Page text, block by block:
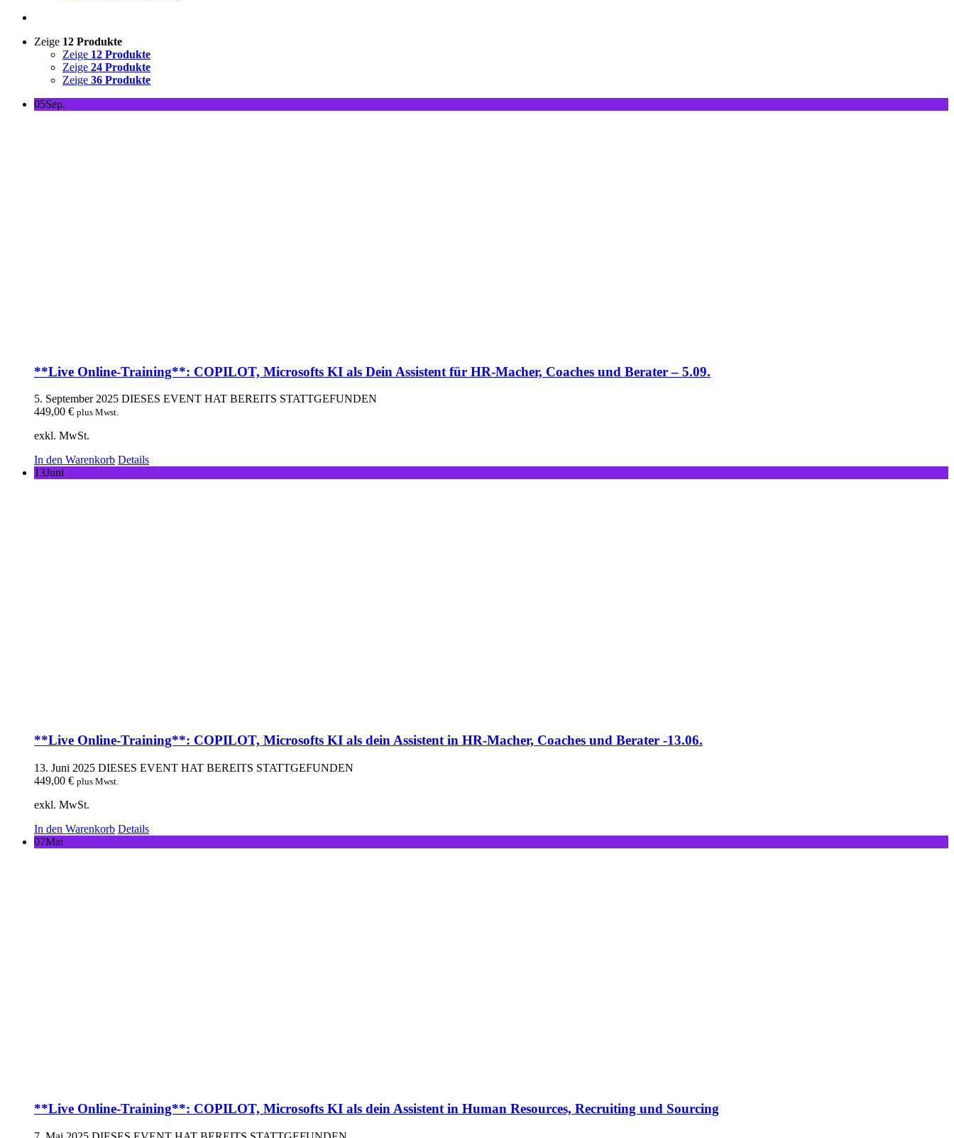
Zeige 12 Produkte
Zeige 12 Produkte
Zeige 24 Produkte
Zeige 36 Produkte
05Sep.
**Live Online-Training**: COPILOT, Microsofts KI als Dein Assistent für HR-Macher, Coaches und Berater – 5.09.
5. September 2025 DIESES EVENT HAT BEREITS STATTGEFUNDEN
449,00 € plus Mwst.
exkl. MwSt.
In den Warenkorb Details
13Juni
**Live Online-Training**: COPILOT, Microsofts KI als dein Assistent in HR-Macher, Coaches und Berater -13.06.
13. Juni 2025 DIESES EVENT HAT BEREITS STATTGEFUNDEN
449,00 € plus Mwst.
exkl. MwSt.
In den Warenkorb Details
07Mai
**Live Online-Training**: COPILOT, Microsofts KI als dein Assistent in Human Resources, Recruiting und Sourcing